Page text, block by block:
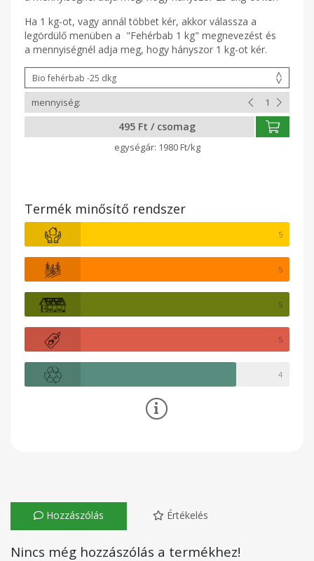
Ha 1 kg-ot, vagy annál többet kér, akkor válassza a
legördülő menüben a "Fehérbab 1 kg" megnevezést és
a mennyiségnél adja meg, hogy hányszor 1 kg-ot kér.
495 Ft / csomag
1980 Ft/kg
Termék minősítő rendszer
5
5
5
5
4
Hozzászólás Értékelés
Nincs még hozzászólás a termékhez!